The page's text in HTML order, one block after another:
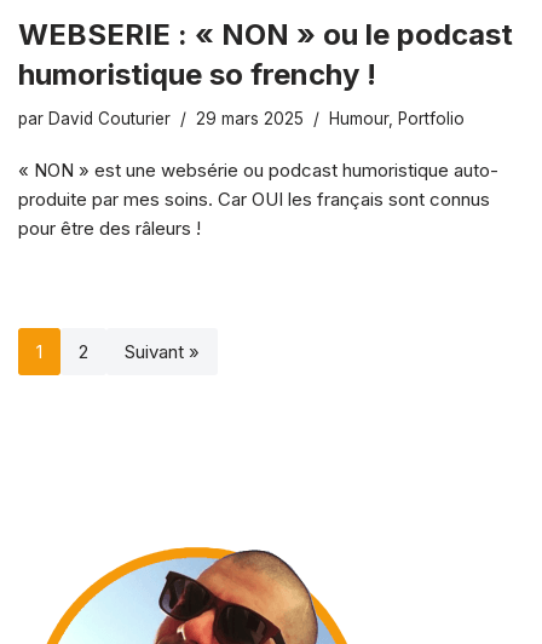
WEBSERIE : « NON » ou le podcast
humoristique so frenchy !
par David Couturier 29 mars 2025 Humour, Portfolio
« NON » est une websérie ou podcast humoristique auto-
produite par mes soins. Car OUI les français sont connus
pour être des râleurs !
1 2 Suivant »